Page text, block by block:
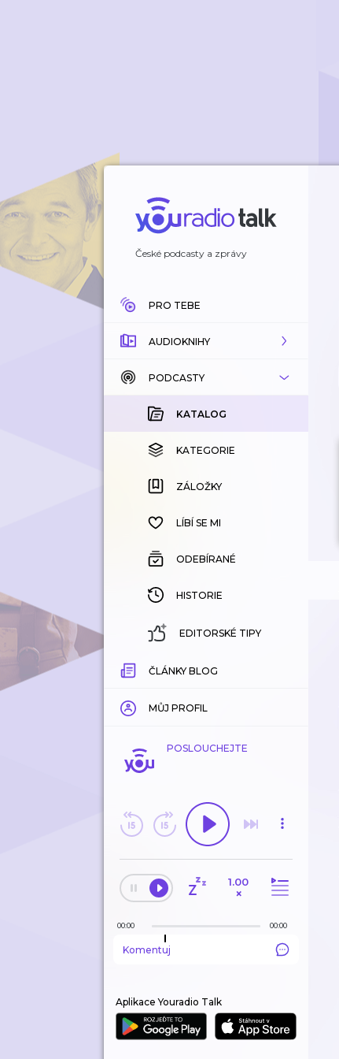
České podcasty a zprávy
PRO TEBE
AUDIOKNIHY
KATALOG
KOUPENÉ
KATEGORIE
ZÁLOŽKY
HISTORIE
PODCASTY
KATALOG
KATEGORIE
ZÁLOŽKY
LÍBÍ SE MI
ODEBÍRANÉ
HISTORIE
EDITORSKÉ TIPY
ČLÁNKY BLOG
MŮJ PROFIL
POSLOUCHEJTE
1.00
×
00:00 00:00
Komentuj
Aplikace Youradio Talk